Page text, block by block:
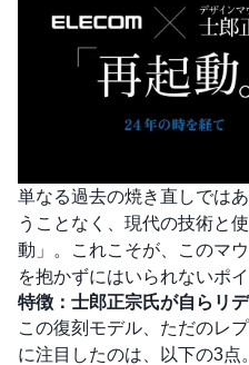
単なる過去の焼き直しでは
うことなく、現代の技術と
動」。これこそが、このマ
を抱かずにはいられないポイ
特徴：士郎正宗氏が自らリ
この復刻モデル、ただのレ
に注目したのは、以下の3点。